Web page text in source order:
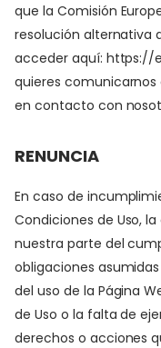
que la Comisión
resolución alternativa
acceder aquí: https://
quieres
en contacto con
RENUNCIA
En caso de
Condiciones de Uso,
nuestra parte del
obligaciones
del uso de la Página
de Uso o la falta de
derechos o acciones